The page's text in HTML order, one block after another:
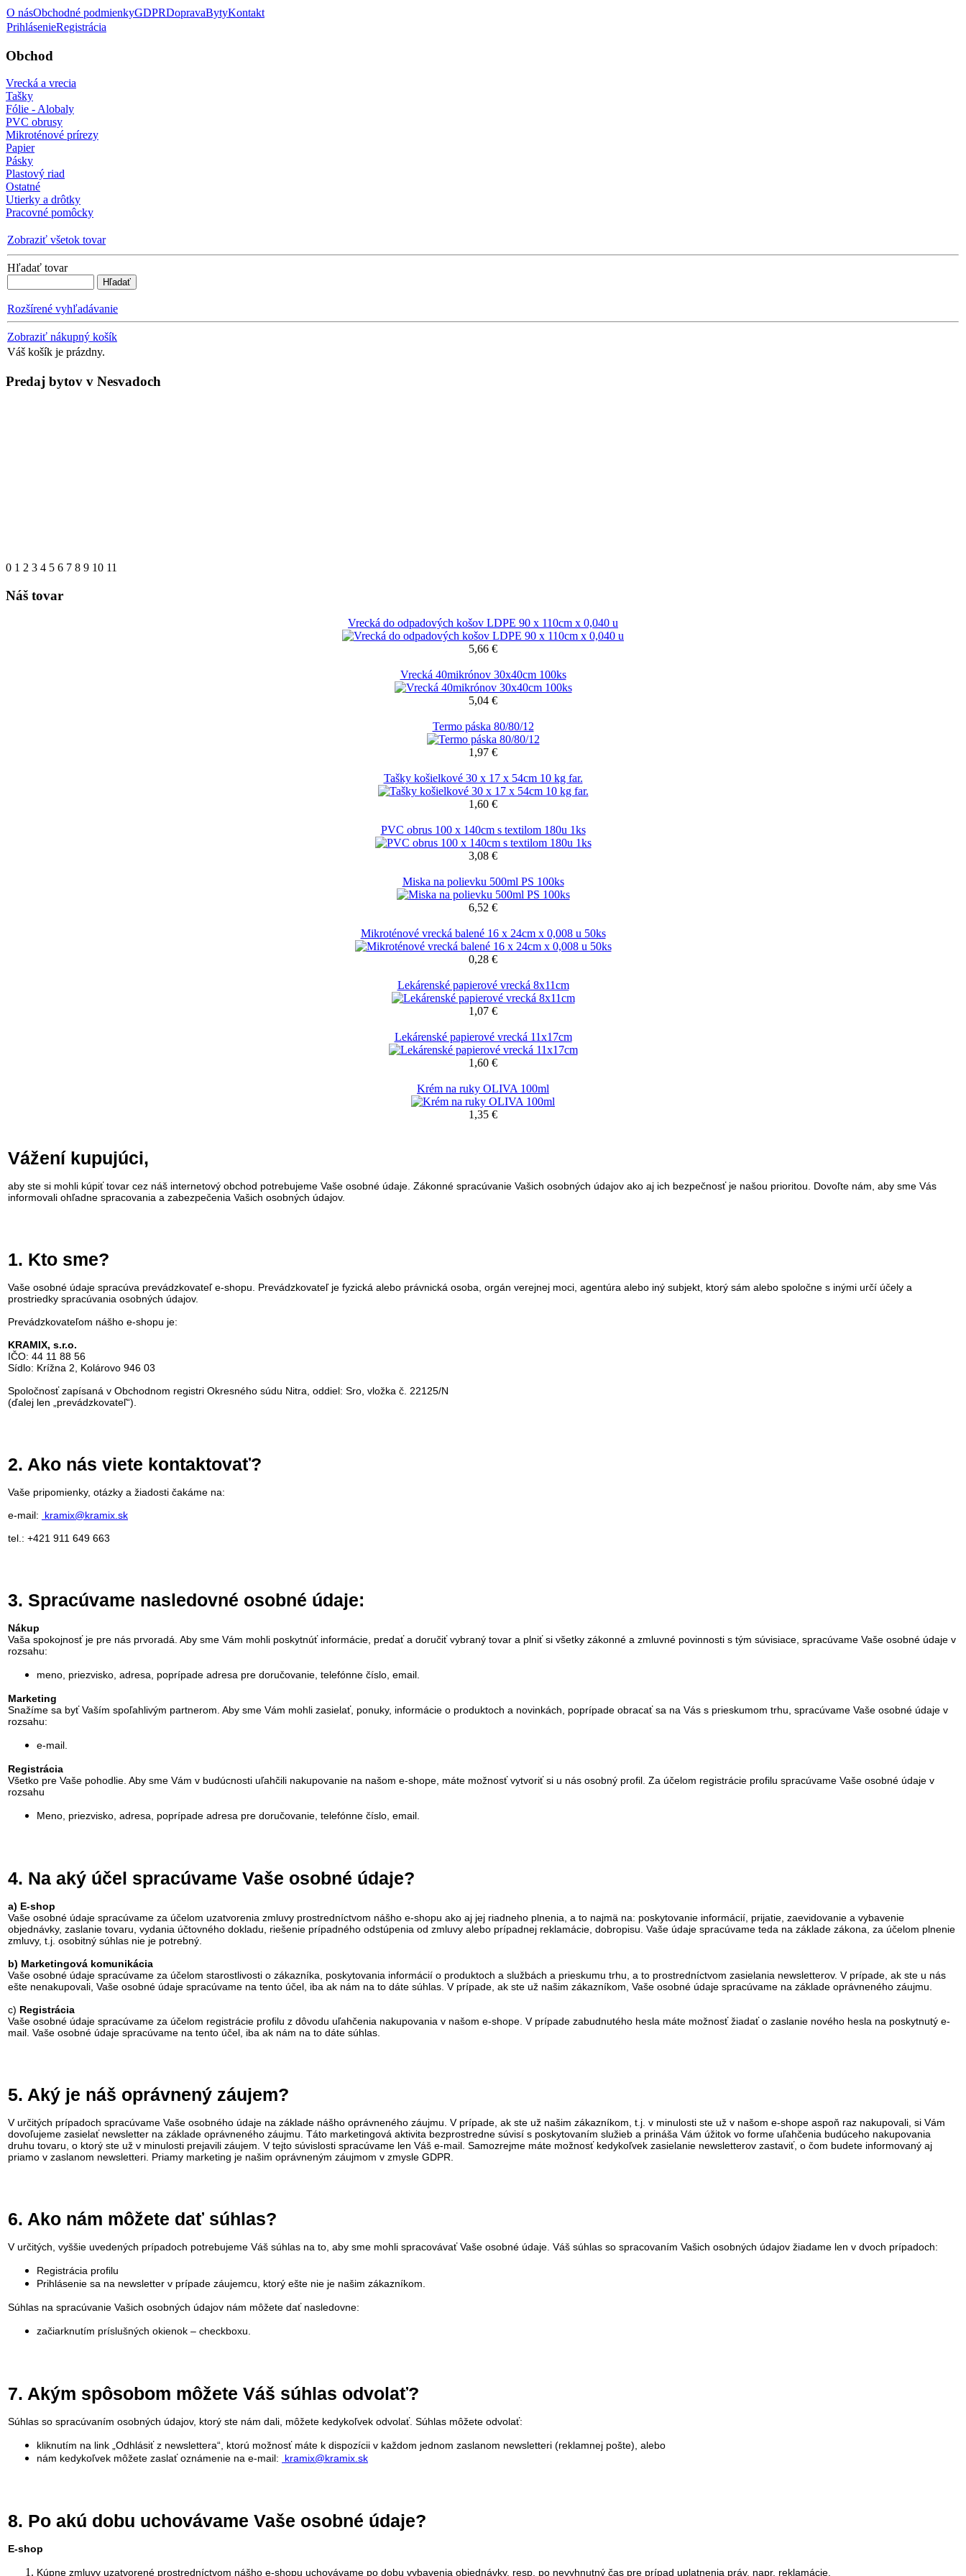
O násObchodné podmienkyGDPRDopravaBytyKontakt
PrihlásenieRegistrácia
Obchod
Vrecká a vrecia
Tašky
Fólie - Alobaly
PVC obrusy
Mikroténové prírezy
Papier
Pásky
Plastový riad
Ostatné
Utierky a drôtky
Pracovné pomôcky
Zobraziť všetok tovar
Hľadať tovar
Rozšírené vyhľadávanie
Zobraziť nákupný košík
Váš košík je prázdny.
Predaj bytov v Nesvadoch
0 1 2 3 4 5 6 7 8 9 10 11
Náš tovar
Vrecká do odpadových košov LDPE 90 x 110cm x 0,040 u
5,66 €
Vrecká 40mikrónov 30x40cm 100ks
5,04 €
Termo páska 80/80/12
1,97 €
Tašky košielkové 30 x 17 x 54cm 10 kg far.
1,60 €
PVC obrus 100 x 140cm s textilom 180u 1ks
3,08 €
Miska na polievku 500ml PS 100ks
6,52 €
Mikroténové vrecká balené 16 x 24cm x 0,008 u 50ks
0,28 €
Lekárenské papierové vrecká 8x11cm
1,07 €
Lekárenské papierové vrecká 11x17cm
1,60 €
Krém na ruky OLIVA 100ml
1,35 €
Vážení kupujúci,
aby ste si mohli kúpiť tovar cez náš internetový obchod potrebujeme Vaše osobné údaje. Zákonné spracúvanie Vašich osobných údajov ako aj ich bezpečnosť je našou prioritou. Dovoľte nám, aby sme Vás
informovali ohľadne spracovania a zabezpečenia Vašich osobných údajov.
1. Kto sme?
Vaše osobné údaje spracúva prevádzkovateľ e-shopu. Prevádzkovateľ je fyzická alebo právnická osoba, orgán verejnej moci, agentúra alebo iný subjekt, ktorý sám alebo spoločne s inými určí účely a
prostriedky spracúvania osobných údajov.
Prevádzkovateľom nášho e-shopu je:
KRAMIX, s.r.o.
IČO: 44 11 88 56
Sídlo: Krížna 2, Kolárovo 946 03
Spoločnosť zapísaná v Obchodnom registri Okresného súdu Nitra, oddiel: Sro, vložka č. 22125/N
(ďalej len „prevádzkovateľ“).
2. Ako nás viete kontaktovať?
Vaše pripomienky, otázky a žiadosti čakáme na:
e-mail:
kramix@kramix.sk
tel.: +421 911 649 663
3. Spracúvame nasledovné osobné údaje:
Nákup
Vaša spokojnosť je pre nás prvoradá. Aby sme Vám mohli poskytnúť informácie, predať a doručiť vybraný tovar a plniť si všetky zákonné a zmluvné povinnosti s tým súvisiace, spracúvame Vaše osobné údaje v
rozsahu:
meno, priezvisko, adresa, poprípade adresa pre doručovanie, telefónne číslo, email.
Marketing
Snažíme sa byť Vaším spoľahlivým partnerom. Aby sme Vám mohli zasielať, ponuky, informácie o produktoch a novinkách, poprípade obracať sa na Vás s prieskumom trhu, spracúvame Vaše osobné údaje v
rozsahu:
e-mail.
Registrácia
Všetko pre Vaše pohodlie. Aby sme Vám v budúcnosti uľahčili nakupovanie na našom e-shope, máte možnosť vytvoriť si u nás osobný profil. Za účelom registrácie profilu spracúvame Vaše osobné údaje v
rozsahu
Meno, priezvisko, adresa, poprípade adresa pre doručovanie, telefónne číslo, email.
4. Na aký účel spracúvame Vaše osobné údaje?
a) E-shop
Vaše osobné údaje spracúvame za účelom uzatvorenia zmluvy prostredníctvom nášho e-shopu ako aj jej riadneho plnenia, a to najmä na: poskytovanie informácií, prijatie, zaevidovanie a vybavenie
objednávky, zaslanie tovaru, vydania účtovného dokladu, riešenie prípadného odstúpenia od zmluvy alebo prípadnej reklamácie, dobropisu. Vaše údaje spracúvame teda na základe zákona, za účelom plnenie
zmluvy, t.j. osobitný súhlas nie je potrebný.
b) Marketingová komunikácia
Vaše osobné údaje spracúvame za účelom starostlivosti o zákazníka, poskytovania informácií o produktoch a službách a prieskumu trhu, a to prostredníctvom zasielania newsletterov. V prípade, ak ste u nás
ešte nenakupovali, Vaše osobné údaje spracúvame na tento účel, iba ak nám na to dáte súhlas. V prípade, ak ste už našim zákazníkom, Vaše osobné údaje spracúvame na základe oprávneného záujmu.
c) Registrácia
Vaše osobné údaje spracúvame za účelom registrácie profilu z dôvodu uľahčenia nakupovania v našom e-shope. V prípade zabudnutého hesla máte možnosť žiadať o zaslanie nového hesla na poskytnutý e-
mail. Vaše osobné údaje spracúvame na tento účel, iba ak nám na to dáte súhlas.
5. Aký je náš oprávnený záujem?
V určitých prípadoch spracúvame Vaše osobného údaje na základe nášho oprávneného záujmu. V prípade, ak ste už našim zákazníkom, t.j. v minulosti ste už v našom e-shope aspoň raz nakupovali, si Vám
dovoľujeme zasielať newsletter na základe oprávneného záujmu. Táto marketingová aktivita bezprostredne súvisí s poskytovaním služieb a prináša Vám úžitok vo forme uľahčenia budúceho nakupovania
druhu tovaru, o ktorý ste už v minulosti prejavili záujem. V tejto súvislosti spracúvame len Váš e-mail. Samozrejme máte možnosť kedykoľvek zasielanie newsletterov zastaviť, o čom budete informovaný aj
priamo v zaslanom newsletteri. Priamy marketing je našim oprávneným záujmom v zmysle GDPR.
6. Ako nám môžete dať súhlas?
V určitých, vyššie uvedených prípadoch potrebujeme Váš súhlas na to, aby sme mohli spracovávať Vaše osobné údaje. Váš súhlas so spracovaním Vašich osobných údajov žiadame len v dvoch prípadoch:
Registrácia profilu
Prihlásenie sa na newsletter v prípade záujemcu, ktorý ešte nie je našim zákazníkom.
Súhlas na spracúvanie Vašich osobných údajov nám môžete dať nasledovne:
začiarknutím príslušných okienok – checkboxu.
7. Akým spôsobom môžete Váš súhlas odvolať?
Súhlas so spracúvaním osobných údajov, ktorý ste nám dali, môžete kedykoľvek odvolať. Súhlas môžete odvolať:
kliknutím na link „Odhlásiť z newslettera“, ktorú možnosť máte k dispozícii v každom jednom zaslanom newsletteri (reklamnej pošte), alebo
nám kedykoľvek môžete zaslať oznámenie na e-mail:
kramix@kramix.sk
8. Po akú dobu uchovávame Vaše osobné údaje?
E-shop
Kúpne zmluvy uzatvorené prostredníctvom nášho e-shopu uchovávame po dobu vybavenia objednávky, resp. po nevyhnutný čas pre prípad uplatnenia práv, napr. reklamácie.